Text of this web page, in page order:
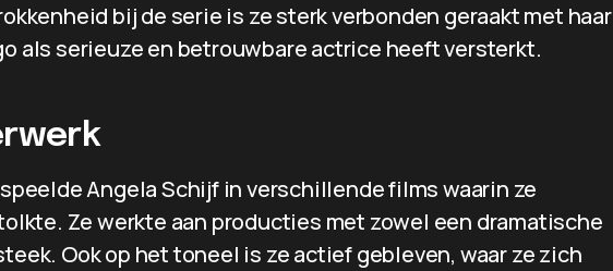
bij de serie is ze sterk verbonden geraakt met haar
als serieuze en betrouwbare actrice heeft versterkt.
Angela Schijf in verschillende films waarin ze
Ze werkte aan producties met zowel een dramatische
Ook op het toneel is ze actief gebleven, waar ze zich